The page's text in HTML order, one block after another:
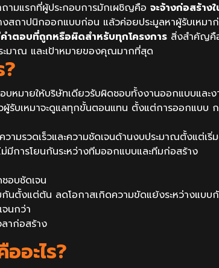
ามแรกที่ผู้ประกอบการมักเผชิญคือ จะจ้างก่อสร้าง
สถาปนิกออกแบบก่อน แล้วค่อยประมูลหาผู้รับเหมา
ำตอบที่ถูกหรือผิดสำหรับทุกโครงการสิ่งสำคัญคือ
ะมาณ และเป้าหมายของคุณมากที่สุด
บหมายให้บริษัทเดียวรับผิดชอบทั้งงานออกแบบและ
วผู้รับเหมาจะดูแลทุกขั้นตอนแทน ตั้งแต่การออกแบ
ามรวดเร็วและความชัดเจนด้านงบประมาณตั้งแต่เริ่
การโยนกันระหว่างทีมออกแบบและทีมก่อสร้าง
อบชัดเจน
นตั้งแต่ต้น ลดโอกาสเกิดความขัดแย้งระหว่างแบบ
จนกว่า
ลาก่อสร้าง
อะไร?